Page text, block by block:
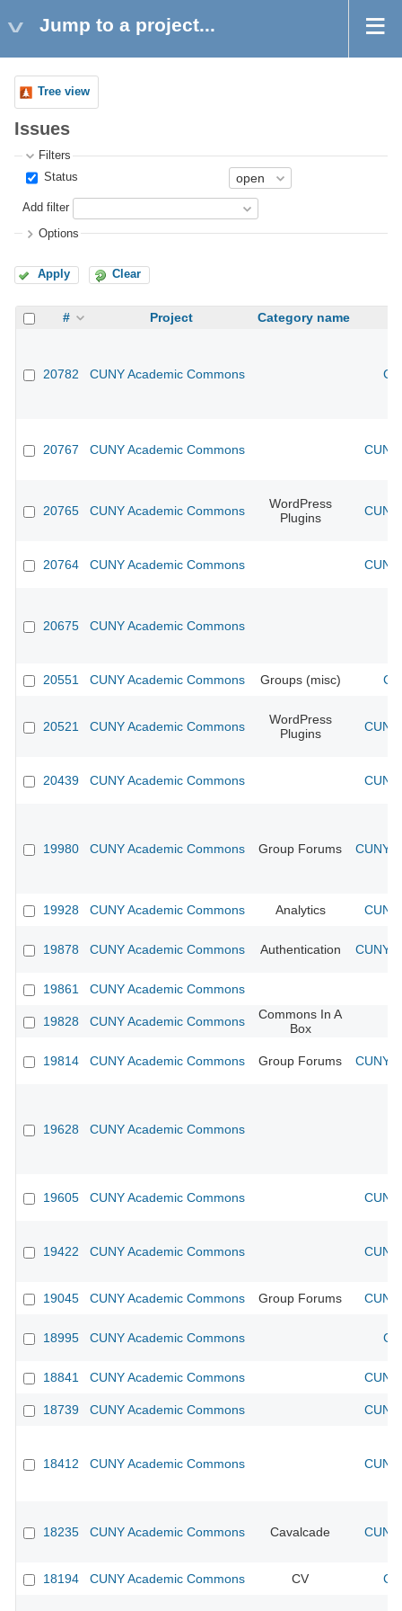
Jump to a project...
Tree view
Issues
Filters
Status
Add filter
Options
Apply Clear
# Project Category name
20782 CUNY Academic Commons
20767 CUNY Academic Commons
20765 CUNY Academic Commons
WordPress
Plugins
20764 CUNY Academic Commons
20675 CUNY Academic Commons
20551 CUNY Academic Commons Groups (misc)
20521 CUNY Academic Commons
WordPress
Plugins
20439 CUNY Academic Commons
19980 CUNY Academic Commons Group Forums CUNY
19928 CUNY Academic Commons Analytics
19878 CUNY Academic Commons Authentication CUNY
19861 CUNY Academic Commons
19828 CUNY Academic Commons
Commons In A
Box
19814 CUNY Academic Commons Group Forums CUNY
19628 CUNY Academic Commons
19605 CUNY Academic Commons
19422 CUNY Academic Commons
19045 CUNY Academic Commons Group Forums
18995 CUNY Academic Commons
18841 CUNY Academic Commons
18739 CUNY Academic Commons
18412 CUNY Academic Commons
18235 CUNY Academic Commons Cavalcade
18194 CUNY Academic Commons CV